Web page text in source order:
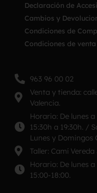
Declaración de
Cambios y
Condiciones de
Condiciones de venta
963 96 00 02
Venta y tienda:
Valencia.
Horario: De lunes
15:30h a 19:30h. /
Lunes y Domingos
Taller: Camí
Horario: De lunes
15:00-18:00.